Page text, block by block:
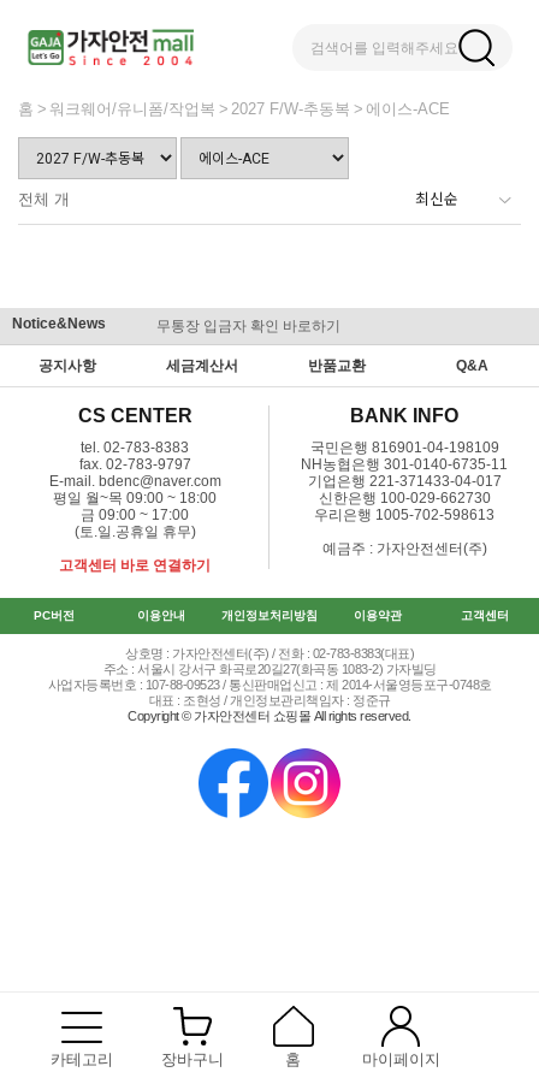
검색어를 입력해주세요
카테고리 장바구니 홈 마이페이지
홈 워크웨어/유니폼/작업복 2027 F/W-추동복 에이스-ACE
전체 개
Notice&News 무통장 입금자 확인 바로하기
공지사항 세금계산서 반품교환 Q&A
CS CENTER
tel. 02-783-8383
fax. 02-783-9797
E-mail. bdenc@naver.com
평일 월~목 09:00 ~ 18:00
금 09:00 ~ 17:00
(토.일.공휴일 휴무)
고객센터 바로 연결하기
BANK INFO
국민은행 816901-04-198109
NH농협은행 301-0140-6735-11
기업은행 221-371433-04-017
신한은행 100-029-662730
우리은행 1005-702-598613
예금주 : 가자안전센터(주)
PC버전 이용안내 개인정보처리방침 이용약관 고객센터
상호명 : 가자안전센터(주) / 전화 : 02-783-8383(대표)
주소 : 서울시 강서구 화곡로20길27(화곡동 1083-2) 가자빌딩
사업자등록번호 : 107-88-09523 / 통신판매업신고 : 제 2014-서울영등포구-0748호
대표 : 조현성 / 개인정보관리책임자 : 정준규
Copyright © 가자안전센터 쇼핑몰 All rights reserved.